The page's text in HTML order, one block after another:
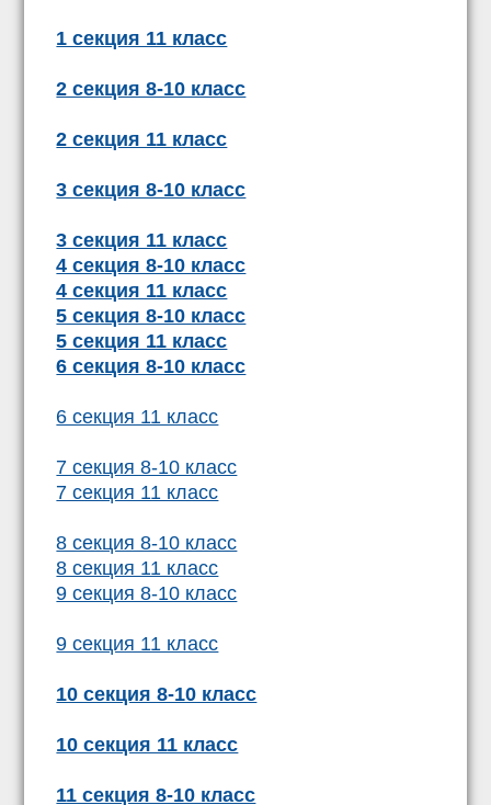
1 секция 11 класс
2 секция 8-10 класс
2 секция 11 класс
3 секция 8-10 класс
3 секция 11 класс
4 секция 8-10 класс
4 секция 11 класс
5 секция 8-10 класс
5 секция 11 класс
6 секция 8-10 класс
6 секция 11 класс
7 секция 8-10 класс
7 секция 11 класс
8 секция 8-10 класс
8 секция 11 класс
9 секция 8-10 класс
9 секция 11 класс
10 секция 8-10 класс
10 секция 11 класс
11 секция 8-10 класс